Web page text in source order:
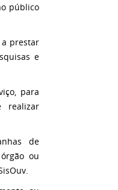
público
prestar
e
para
realizar
de
ou